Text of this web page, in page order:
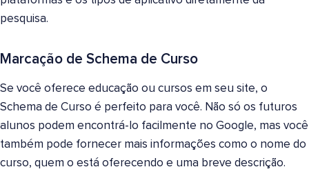
pesquisa.
Marcação de Schema de Curso
Se você oferece educação ou cursos em seu site, o
Schema de Curso é perfeito para você. Não só os futuros
alunos podem encontrá-lo facilmente no Google, mas você
também pode fornecer mais informações como o nome do
curso, quem o está oferecendo e uma breve descrição.